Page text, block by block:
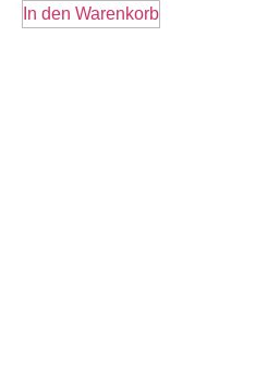
In den Warenkorb